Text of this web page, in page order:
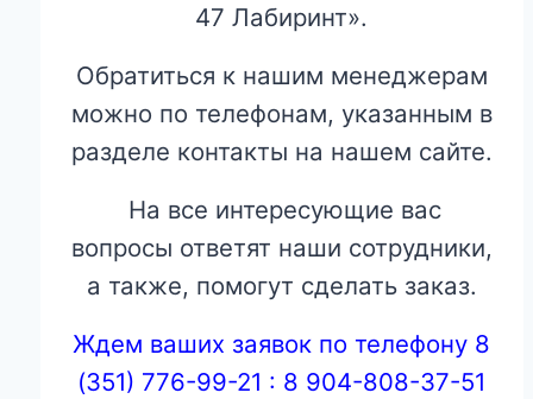
47 Лабиринт».
Обратиться к нашим менеджерам
можно по телефонам, указанным в
разделе контакты на нашем сайте.
На все интересующие вас
вопросы ответят наши сотрудники,
а также, помогут сделать заказ.
Ждем ваших заявок по телефону 8
(351) 776-99-21 : 8 904-808-37-51